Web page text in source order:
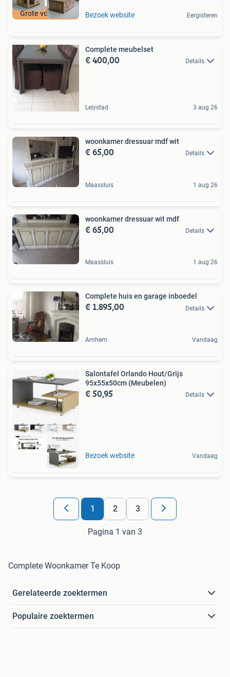
Grote voorraad! Bezoek website Eergisteren
Complete meubelset
€ 400,00 Details
Lelystad 3 aug 26
woonkamer dressuar mdf wit
€ 65,00 Details
Maassluis 1 aug 26
woonkamer dressuar wit mdf
€ 65,00 Details
Maassluis 1 aug 26
Complete huis en garage inboedel
€ 1.895,00 Details
Arnhem Vandaag
Salontafel Orlando Hout/Grijs
95x55x50cm (Meubelen)
€ 50,95 Details
Bezoek website Vandaag
1 2 3
Pagina 1 van 3
Complete Woonkamer Te Koop
Gerelateerde zoektermen
Populaire zoektermen